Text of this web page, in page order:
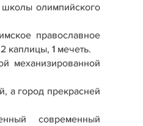
олимпийского
православное
каплицы, 1 мечеть.
механизированной
а город прекрасней
современный